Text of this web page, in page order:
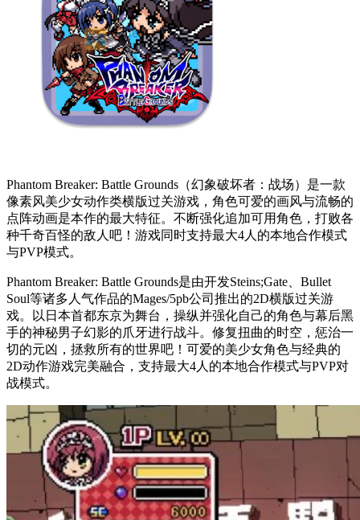
Phantom Breaker: Battle Grounds（幻象破坏者：战场）是一款
像素风美少女动作类横版过关游戏，角色可爱的画风与流畅的
点阵动画是本作的最大特征。不断强化追加可用角色，打败各
种千奇百怪的敌人吧！游戏同时支持最大4人的本地合作模式
与PVP模式。
Phantom Breaker: Battle Grounds是由开发Steins;Gate、Bullet
Soul等诸多人气作品的Mages/5pb公司推出的2D横版过关游
戏。以日本首都东京为舞台，操纵并强化自己的角色与幕后黑
手的神秘男子幻影的爪牙进行战斗。修复扭曲的时空，惩治一
切的元凶，拯救所有的世界吧！可爱的美少女角色与经典的
2D动作游戏完美融合，支持最大4人的本地合作模式与PVP对
战模式。